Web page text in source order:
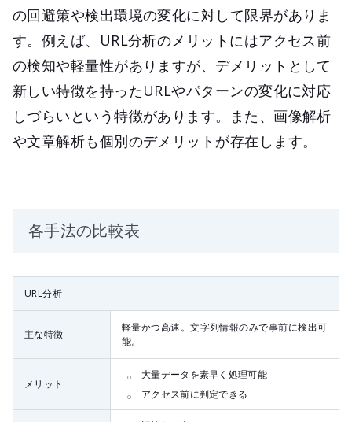
の回避策や検出環境の変化に対して限界がありま
す。例えば、URL分析のメリットにはアクセス前
の検知や軽量性がありますが、デメリットとして
新しい特徴を持ったURLやパターンの変化に対応
しづらいという特徴があります。また、画像解析
や文章解析も個別のデメリットが存在します。
各手法の比較表
URL分析
主な特徴
軽量かつ高速。文字列情報のみで事前に検出可
能。
メリット
大量データを素早く処理可能
アクセス前に判定できる